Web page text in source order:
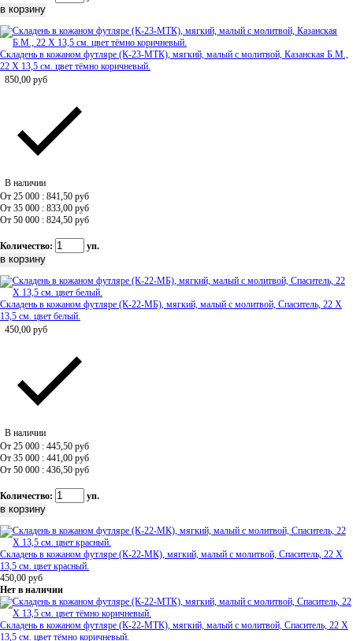
Складень в кожаном футляре (К-23-МТК), мягкий, малый с молитвой, Казанская Б.М.,
22 Х 13,5 см. цвет тёмно коричневый.
850,00 руб
В наличии
От 25 000 : 841,50 руб
От 35 000 : 833,00 руб
От 50 000 : 824,50 руб
Количество: уп.
Складень в кожаном футляре (К-22-МБ), мягкий, малый с молитвой, Спаситель, 22 Х
13,5 см. цвет белый.
450,00 руб
В наличии
От 25 000 : 445,50 руб
От 35 000 : 441,00 руб
От 50 000 : 436,50 руб
Количество: уп.
Складень в кожаном футляре (К-22-МК), мягкий, малый с молитвой, Спаситель, 22 Х
13,5 см. цвет красный.
450,00 руб
Нет в наличии
Складень в кожаном футляре (К-22-МТК), мягкий, малый с молитвой, Спаситель, 22 Х
13,5 см. цвет тёмно коричневый.